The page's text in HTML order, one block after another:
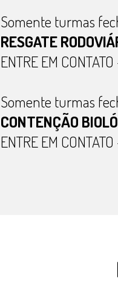
Somente turmas
RESGATE
ENTRE EM
Somente turmas
CONTENÇÃO
ENTRE EM